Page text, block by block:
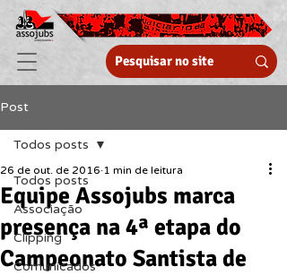
Post
Todos posts
Associação
Clipping
Comunicados
Todos posts
Equipe Assojubs marca
presença na 4ª etapa do
Campeonato Santista de
26 de out. de 2016 1 min de leitura